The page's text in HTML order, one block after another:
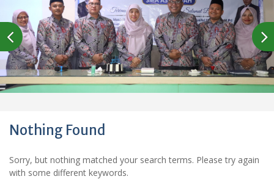
Nothing Found
Sorry, but nothing matched your search terms. Please try again
with some different keywords.